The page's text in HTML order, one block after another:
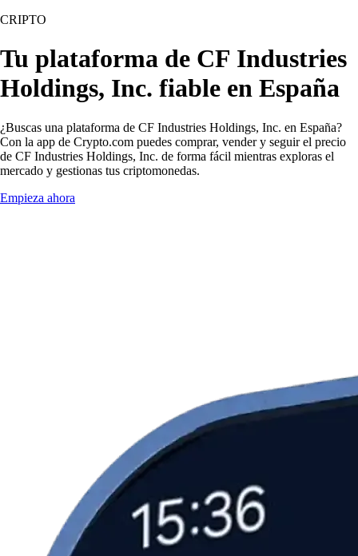
CRIPTO
Tu plataforma de CF Industries
Holdings, Inc. fiable en España
¿Buscas una plataforma de CF Industries Holdings, Inc. en España?
Con la app de Crypto.com puedes comprar, vender y seguir el precio
de CF Industries Holdings, Inc. de forma fácil mientras exploras el
mercado y gestionas tus criptomonedas.
Empieza ahora